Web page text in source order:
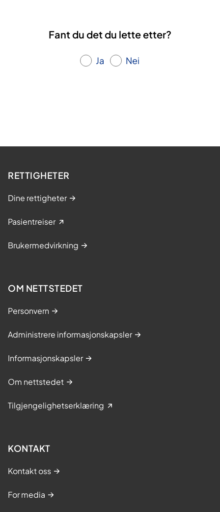
Fant du det du lette etter?
Ja Nei
RETTIGHETER
Dine rettigheter
Pasientreiser
Brukermedvirkning
OM NETTSTEDET
Personvern
Administrere informasjonskapsler
Informasjonskapsler
Om nettstedet
Tilgjengelighetserklæring
KONTAKT
Kontakt oss
For media